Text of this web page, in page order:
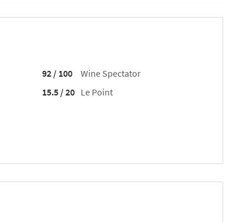
92 / 100
Wine Spectator
15.5 / 20 Le Point